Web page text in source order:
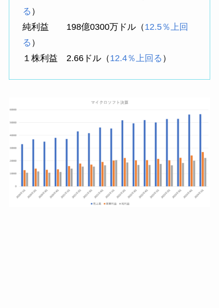
る ）
純利益 198億0300万ドル（ 12.5％上回
る ）
１株利益 2.66ドル（ 12.4％上回る ）